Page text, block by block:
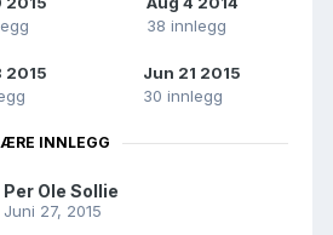
38 innlegg
2015
Jun 21 2015
30 innlegg
INNLEGG
Per Ole Sollie
Juni 27, 2015